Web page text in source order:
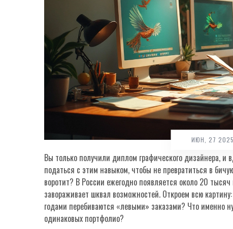
ИЮН, 27 2025
Вы только получили диплом графического дизайнера, и
податься с этим навыком, чтобы не превратиться в
воротит? В России ежегодно появляется около 20
завораживает шквал возможностей. Откроем всю
годами перебиваются «левыми» заказами? Что именно
одинаковых портфолио?